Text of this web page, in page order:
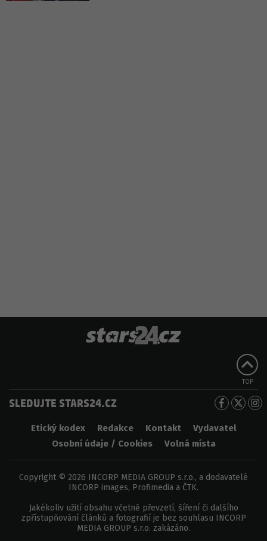
TOP
SLEDUJTE STARS24.CZ
Etický kodex Redakce Kontakt
Vydavatel
Osobní údaje / Cookies
Volná místa
Copyright © 2026 INCORP MEDIA GROUP s.r.o., a dodavatelé
INCORP images, Profimedia a ČTK.
Jakékoliv užití obsahu včetně převzetí, šíření či dalšího
zpřístupňování článků a fotografií je bez souhlasu INCORP
MEDIA GROUP s.r.o. zakázáno.